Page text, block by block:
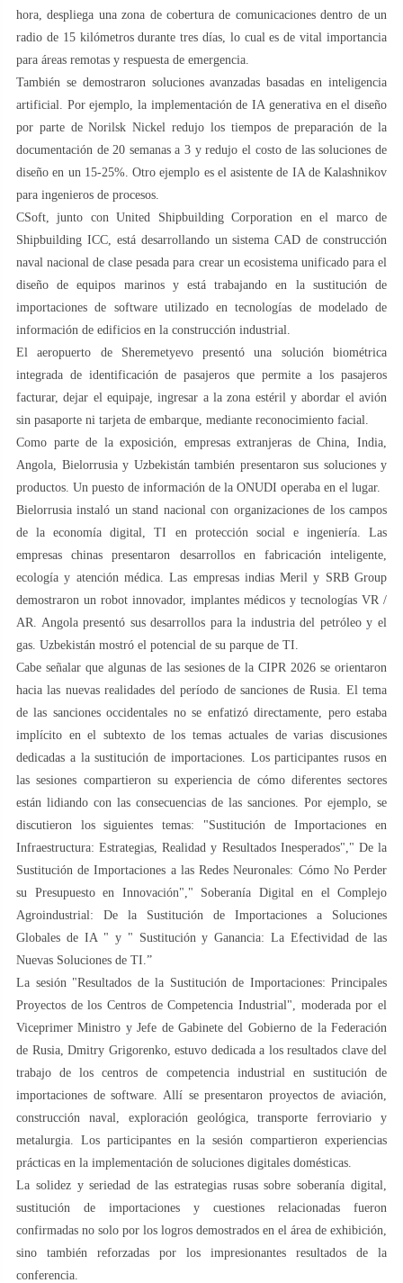
hora, despliega una zona de cobertura de comunicaciones dentro de un
radio de 15 kilómetros durante tres días, lo cual es de vital importancia
para áreas remotas y respuesta de emergencia.
También se demostraron soluciones avanzadas basadas en inteligencia
artificial. Por ejemplo, la implementación de IA generativa en el diseño
por parte de Norilsk Nickel redujo los tiempos de preparación de la
documentación de 20 semanas a 3 y redujo el costo de las soluciones de
diseño en un 15-25%. Otro ejemplo es el asistente de IA de Kalashnikov
para ingenieros de procesos.
CSoft, junto con United Shipbuilding Corporation en el marco de
Shipbuilding ICC, está desarrollando un sistema CAD de construcción
naval nacional de clase pesada para crear un ecosistema unificado para el
diseño de equipos marinos y está trabajando en la sustitución de
importaciones de software utilizado en tecnologías de modelado de
información de edificios en la construcción industrial.
El aeropuerto de Sheremetyevo presentó una solución biométrica
integrada de identificación de pasajeros que permite a los pasajeros
facturar, dejar el equipaje, ingresar a la zona estéril y abordar el avión
sin pasaporte ni tarjeta de embarque, mediante reconocimiento facial.
Como parte de la exposición, empresas extranjeras de China, India,
Angola, Bielorrusia y Uzbekistán también presentaron sus soluciones y
productos. Un puesto de información de la ONUDI operaba en el lugar.
Bielorrusia instaló un stand nacional con organizaciones de los campos
de la economía digital, TI en protección social e ingeniería. Las
empresas chinas presentaron desarrollos en fabricación inteligente,
ecología y atención médica. Las empresas indias Meril y SRB Group
demostraron un robot innovador, implantes médicos y tecnologías VR /
AR. Angola presentó sus desarrollos para la industria del petróleo y el
gas. Uzbekistán mostró el potencial de su parque de TI.
Cabe señalar que algunas de las sesiones de la CIPR 2026 se orientaron
hacia las nuevas realidades del período de sanciones de Rusia. El tema
de las sanciones occidentales no se enfatizó directamente, pero estaba
implícito en el subtexto de los temas actuales de varias discusiones
dedicadas a la sustitución de importaciones. Los participantes rusos en
las sesiones compartieron su experiencia de cómo diferentes sectores
están lidiando con las consecuencias de las sanciones. Por ejemplo, se
discutieron los siguientes temas: "Sustitución de Importaciones en
Infraestructura: Estrategias, Realidad y Resultados Inesperados"," De la
Sustitución de Importaciones a las Redes Neuronales: Cómo No Perder
su Presupuesto en Innovación"," Soberanía Digital en el Complejo
Agroindustrial: De la Sustitución de Importaciones a Soluciones
Globales de IA " y " Sustitución y Ganancia: La Efectividad de las
Nuevas Soluciones de TI.”
La sesión "Resultados de la Sustitución de Importaciones: Principales
Proyectos de los Centros de Competencia Industrial", moderada por el
Viceprimer Ministro y Jefe de Gabinete del Gobierno de la Federación
de Rusia, Dmitry Grigorenko, estuvo dedicada a los resultados clave del
trabajo de los centros de competencia industrial en sustitución de
importaciones de software. Allí se presentaron proyectos de aviación,
construcción naval, exploración geológica, transporte ferroviario y
metalurgia. Los participantes en la sesión compartieron experiencias
prácticas en la implementación de soluciones digitales domésticas.
La solidez y seriedad de las estrategias rusas sobre soberanía digital,
sustitución de importaciones y cuestiones relacionadas fueron
confirmadas no solo por los logros demostrados en el área de exhibición,
sino también reforzadas por los impresionantes resultados de la
conferencia.